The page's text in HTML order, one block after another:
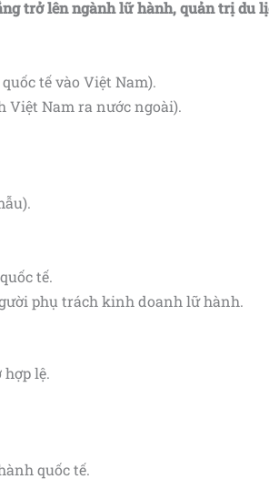
trở lên ngành lữ hành, quản trị du
tế vào Việt Nam).
Việt Nam ra nước ngoài).
tế.
phụ trách kinh doanh lữ hành.
lệ.
quốc tế.